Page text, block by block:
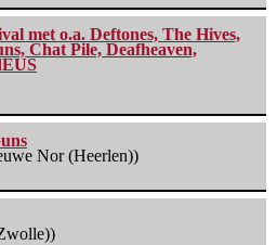
met o.a. Deftones, The Hives,
Chat Pile, Deafheaven,
Nor (Heerlen))